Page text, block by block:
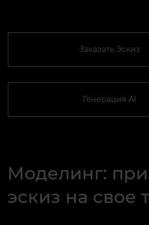
Заказать Эскиз
Генерация AI
Моделинг:
эскиз на свое